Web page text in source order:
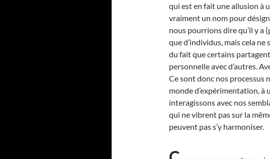
qui est en fait une allusion à
vraiment un nom pour
nous pourrions dire qu’il y a
que d’individus, mais cela
du fait que certains
personnelle avec d’autres.
Ce sont donc nos processus
monde d’expérimentation,
interagissons avec nos
qui ne vibrent pas sur la
peuvent pas s’y harmoniser.